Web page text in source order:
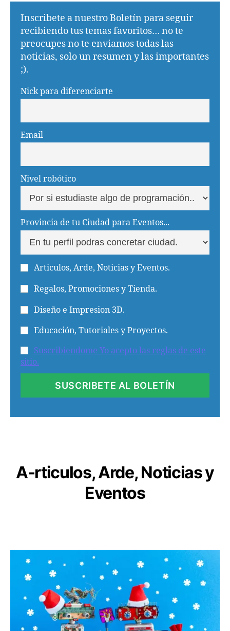
Inscribete a nuestro Boletín para seguir
recibiendo tus temas favoritos… no te
preocupes no te enviamos todas las
noticias, solo un resumen y las importantes
;).
Nick para diferenciarte
Email
Nivel robótico
Provincia de tu Ciudad para Eventos...
Articulos, Arde, Noticias y Eventos.
Regalos, Promociones y Tienda.
Diseño e Impresion 3D.
Educación, Tutoriales y Proyectos.
Suscribiendome Yo acepto las reglas de este
sitio.
A-rticulos, Arde, Noticias y
Eventos